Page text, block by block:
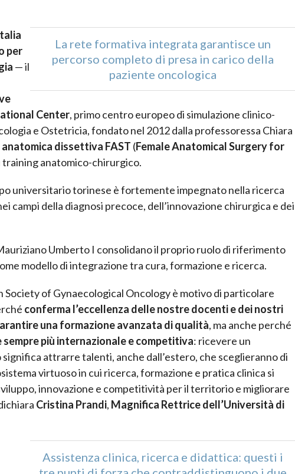
La rete formativa integrata garantisce un
percorso completo di presa in carico della
paziente oncologica
per
— il
Center, primo centro europeo di simulazione clinico-
e Ostetricia, fondato nel 2012 dalla professoressa Chiara
dissettiva FAST (Female Anatomical Surgery for
training anatomico-chirurgico.
universitario torinese è fortemente impegnato nella ricerca
campi della diagnosi precoce, dell’innovazione chirurgica e dei
Umberto I consolidano il proprio ruolo di riferimento
modello di integrazione tra cura, formazione e ricerca.
of Gynaecological Oncology è motivo di particolare
conferma l’eccellenza delle nostre docenti e dei nostri
una formazione avanzata di qualità, ma anche perché
più internazionale e competitiva: ricevere un
attrarre talenti, anche dall’estero, che sceglieranno di
virtuoso in cui ricerca, formazione e pratica clinica si
innovazione e competitività per il territorio e migliorare
Cristina Prandi, Magnifica Rettrice dell’Università di
Assistenza clinica, ricerca e didattica: questi i